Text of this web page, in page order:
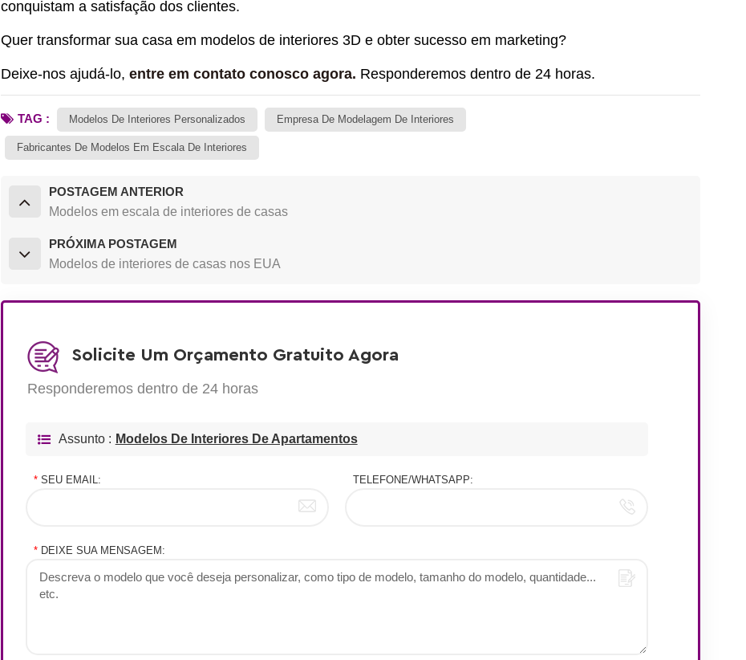
conquistam a satisfação dos clientes.
Quer transformar sua casa em modelos de interiores 3D e obter sucesso em marketing?
Deixe-nos ajudá-lo, entre em contato conosco agora. Responderemos dentro de 24 horas.
TAG : Modelos De Interiores Personalizados Empresa De Modelagem De Interiores
Fabricantes De Modelos Em Escala De Interiores
POSTAGEM ANTERIOR
Modelos em escala de interiores de casas
PRÓXIMA POSTAGEM
Modelos de interiores de casas nos EUA
Solicite Um Orçamento Gratuito Agora
Responderemos dentro de 24 horas
Assunto : Modelos De Interiores De Apartamentos
*SEU EMAIL: TELEFONE/WHATSAPP:
*DEIXE SUA MENSAGEM: